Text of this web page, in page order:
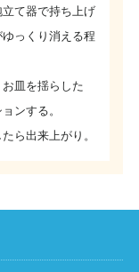
て器で持ち上げ
っくり消える程
皿を揺らした
ンする。
ら出来上がり。